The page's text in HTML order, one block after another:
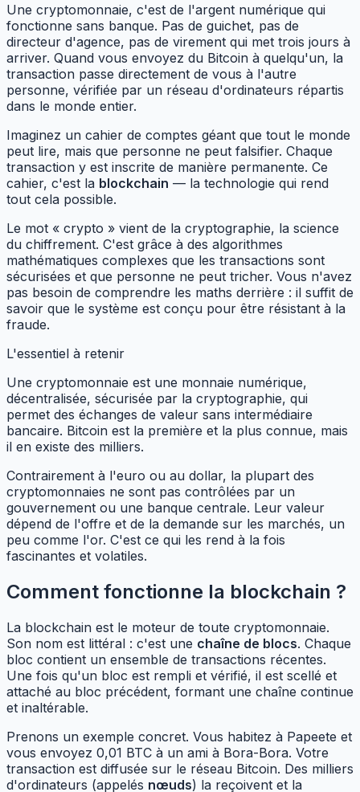
Une cryptomonnaie, c'est de l'argent numérique qui
fonctionne sans banque. Pas de guichet, pas de
directeur d'agence, pas de virement qui met trois jours à
arriver. Quand vous envoyez du Bitcoin à quelqu'un, la
transaction passe directement de vous à l'autre
personne, vérifiée par un réseau d'ordinateurs répartis
dans le monde entier.
Imaginez un cahier de comptes géant que tout le monde
peut lire, mais que personne ne peut falsifier. Chaque
transaction y est inscrite de manière permanente. Ce
cahier, c'est la blockchain — la technologie qui rend
tout cela possible.
Le mot « crypto » vient de la cryptographie, la science
du chiffrement. C'est grâce à des algorithmes
mathématiques complexes que les transactions sont
sécurisées et que personne ne peut tricher. Vous n'avez
pas besoin de comprendre les maths derrière : il suffit de
savoir que le système est conçu pour être résistant à la
fraude.
L'essentiel à retenir
Une cryptomonnaie est une monnaie numérique,
décentralisée, sécurisée par la cryptographie, qui
permet des échanges de valeur sans intermédiaire
bancaire. Bitcoin est la première et la plus connue, mais
il en existe des milliers.
Contrairement à l'euro ou au dollar, la plupart des
cryptomonnaies ne sont pas contrôlées par un
gouvernement ou une banque centrale. Leur valeur
dépend de l'offre et de la demande sur les marchés, un
peu comme l'or. C'est ce qui les rend à la fois
fascinantes et volatiles.
Comment fonctionne la blockchain ?
La blockchain est le moteur de toute cryptomonnaie.
Son nom est littéral : c'est une chaîne de blocs. Chaque
bloc contient un ensemble de transactions récentes.
Une fois qu'un bloc est rempli et vérifié, il est scellé et
attaché au bloc précédent, formant une chaîne continue
et inaltérable.
Prenons un exemple concret. Vous habitez à Papeete et
vous envoyez 0,01 BTC à un ami à Bora-Bora. Votre
transaction est diffusée sur le réseau Bitcoin. Des milliers
d'ordinateurs (appelés nœuds) la reçoivent et la